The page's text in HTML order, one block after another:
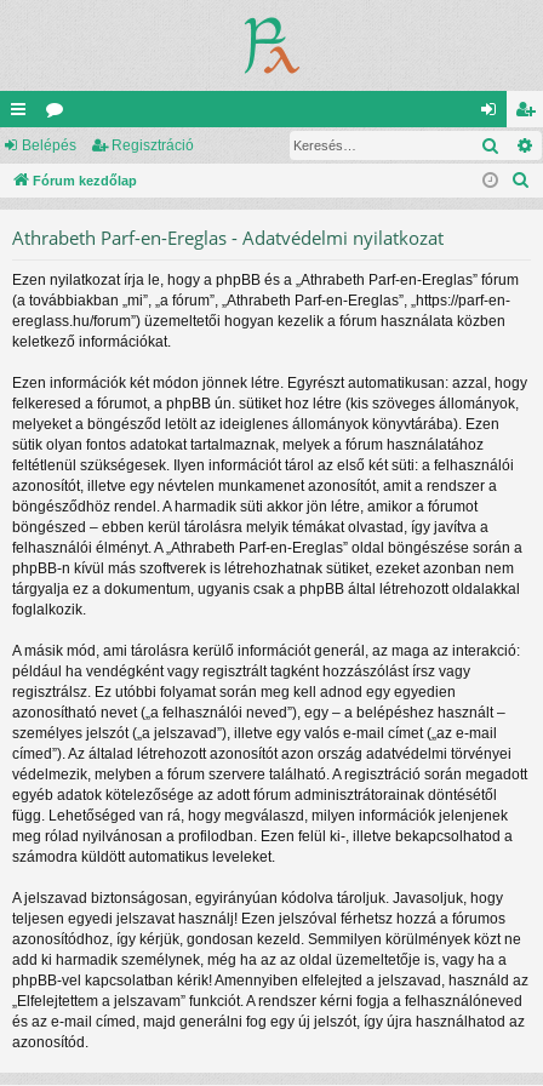
yo
rs
k
ór
u
el
ép
eg
is
Belépés Regisztráció
Fórum kezdőlap
Athrabeth Parf-en-Ereglas - Adatvédelmi nyilatkozat
Ezen nyilatkozat írja le, hogy a phpBB és a „Athrabeth Parf-en-Ereglas” fórum
(a továbbiakban „mi”, „a fórum”, „Athrabeth Parf-en-Ereglas”, „https://parf-en-
ereglass.hu/forum”) üzemeltetői hogyan kezelik a fórum használata közben
keletkező információkat.
Ezen információk két módon jönnek létre. Egyrészt automatikusan: azzal, hogy
felkeresed a fórumot, a phpBB ún. sütiket hoz létre (kis szöveges állományok,
melyeket a böngésződ letölt az ideiglenes állományok könyvtárába). Ezen
sütik olyan fontos adatokat tartalmaznak, melyek a fórum használatához
feltétlenül szükségesek. Ilyen információt tárol az első két süti: a felhasználói
azonosítót, illetve egy névtelen munkamenet azonosítót, amit a rendszer a
böngésződhöz rendel. A harmadik süti akkor jön létre, amikor a fórumot
böngészed – ebben kerül tárolásra melyik témákat olvastad, így javítva a
felhasználói élményt. A „Athrabeth Parf-en-Ereglas” oldal böngészése során a
phpBB-n kívül más szoftverek is létrehozhatnak sütiket, ezeket azonban nem
tárgyalja ez a dokumentum, ugyanis csak a phpBB által létrehozott oldalakkal
foglalkozik.
A másik mód, ami tárolásra kerülő információt generál, az maga az interakció:
például ha vendégként vagy regisztrált tagként hozzászólást írsz vagy
regisztrálsz. Ez utóbbi folyamat során meg kell adnod egy egyedien
azonosítható nevet („a felhasználói neved”), egy – a belépéshez használt –
személyes jelszót („a jelszavad”), illetve egy valós e-mail címet („az e-mail
címed”). Az általad létrehozott azonosítót azon ország adatvédelmi törvényei
védelmezik, melyben a fórum szervere található. A regisztráció során megadott
egyéb adatok kötelezősége az adott fórum adminisztrátorainak döntésétől
függ. Lehetőséged van rá, hogy megválaszd, milyen információk jelenjenek
meg rólad nyilvánosan a profilodban. Ezen felül ki-, illetve bekapcsolhatod a
számodra küldött automatikus leveleket.
A jelszavad biztonságosan, egyirányúan kódolva tároljuk. Javasoljuk, hogy
teljesen egyedi jelszavat használj! Ezen jelszóval férhetsz hozzá a fórumos
azonosítódhoz, így kérjük, gondosan kezeld. Semmilyen körülmények közt ne
add ki harmadik személynek, még ha az az oldal üzemeltetője is, vagy ha a
phpBB-vel kapcsolatban kérik! Amennyiben elfelejted a jelszavad, használd az
„Elfelejtettem a jelszavam” funkciót. A rendszer kérni fogja a felhasználóneved
és az e-mail címed, majd generálni fog egy új jelszót, így újra használhatod az
azonosítód.